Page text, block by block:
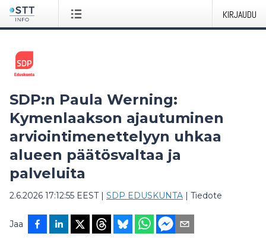
KIRJAUDU
SDP:n Paula Werning:
Kymenlaakson ajautuminen
arviointimenettelyyn uhkaa
alueen päätösvaltaa ja
palveluita
2.6.2026 17:12:55 EEST| SDP EDUSKUNTA | Tiedote
Jaa